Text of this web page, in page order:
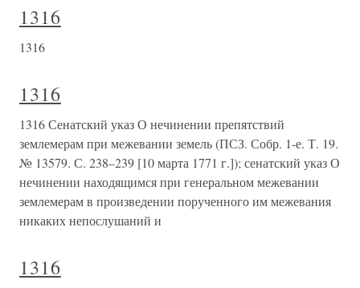
1316
1316
1316
1316 Сенатский указ О нечинении препятствий
землемерам при межевании земель (ПСЗ. Собр. 1-е. Т. 19.
№ 13579. С. 238–239 [10 марта 1771 г.]); сенатский указ О
нечинении находящимся при генеральном межевании
землемерам в произведении порученного им межевания
никаких непослушаний и
1316